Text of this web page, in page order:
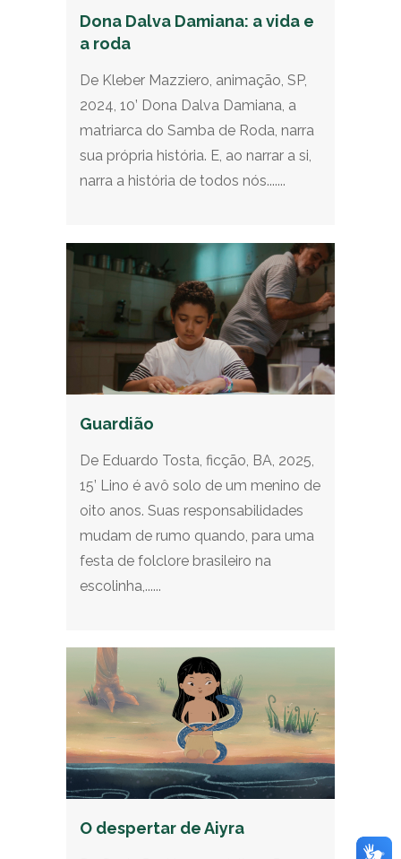
Dona Dalva Damiana: a vida e
a roda
De Kleber Mazziero, animação, SP,
2024, 10’ Dona Dalva Damiana, a
matriarca do Samba de Roda, narra
sua própria história. E, ao narrar a si,
narra a história de todos nós.......
Guardião
De Eduardo Tosta, ficção, BA, 2025,
15’ Lino é avô solo de um menino de
oito anos. Suas responsabilidades
mudam de rumo quando, para uma
festa de folclore brasileiro na
escolinha,......
O despertar de Aiyra